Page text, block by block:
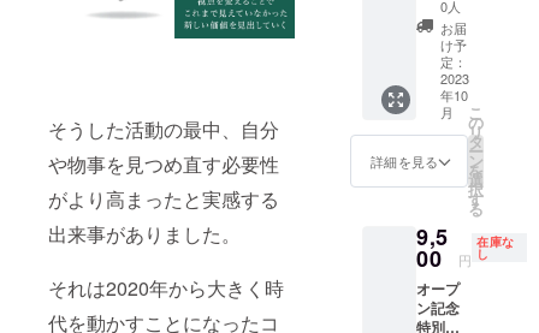
そうした活動の最中、自分
や物事を見つめ直す必要性
がより高まったと実感する
出来事がありました。
それは2020年から大きく時
代を動かすことになったコ
ご案内
いたし
ます。
ゲの森
デザイ
ン担当
＜タ
イムス
ジュー
ル＞
12:30
13:00
ショー
15:00
休憩
（軽
ル』 元
保険営
業：個
人部門
1（アフ
ラッ
ク、損
保ジャ
バー ど
ん底か
大逆
転：借
２品レ
シピ
付）
＜主催
メン
バー＞
(株)さよ
ラボ代
表/ラス
イエッ
ト主宰
いくと
うひさ
よ 【い
けるよ
う、こ
れから
どんど
ん想い
を形に
してい
きたい
と思い
みにし
ていた
だける
と嬉し
いで
らで
す。村
本が起
業1-2年
目にお
世話に
なった
海江田
さんと
で、ビ
ジネス
のお悩
みNO,1
とも言
宿。
YouTub
eチャン
ネル登
録者1.5
万人以
上の人
気コー
チ＆コ
の本橋
へいす
けさん
と共
に、深
ヒュッ
ゲの森
誕生秘
話トー
ショー
第5弾現
地参加
権付 ＜
＞
ヒュッ
ゲの森
に宿泊
して質
ティン
グ】 ク
ラウド
ファン
ディン
グ限
定！幻
のサ
ポート
＜詳細
＞ 今は
もうお
受けし
ていな
0人
お届
け予
定：
2023
年10
月
詳細を見る
こ
の
リ
タ
ー
ン
を
選
択
す
る
9,5
00 円
在庫な
し
オープ
ン記念
特別割